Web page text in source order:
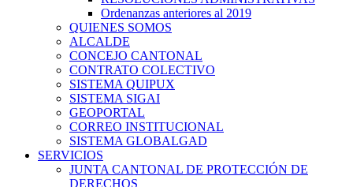
Ordenanzas anteriores al 2019
QUIENES SOMOS
ALCALDE
CONCEJO CANTONAL
CONTRATO COLECTIVO
SISTEMA QUIPUX
SISTEMA SIGAI
GEOPORTAL
CORREO INSTITUCIONAL
SISTEMA GLOBALGAD
SERVICIOS
JUNTA CANTONAL DE PROTECCIÓN DE
DERECHOS